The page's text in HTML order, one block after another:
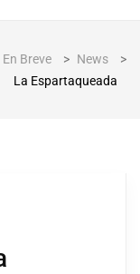
En Breve > News
>
La Espartaqueada